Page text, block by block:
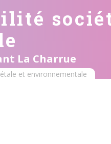
La Charrue
et environnementale